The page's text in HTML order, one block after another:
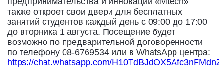
также откроет свои двери для бесплатных
занятий студентов каждый день с 09:00 до 17:00
до вторника 1 августа. Посещение будет
возможно по предварительной договоренности
по телефону 08-6769534 или в WhatsApp центра:
https://chat.whatsapp.com/